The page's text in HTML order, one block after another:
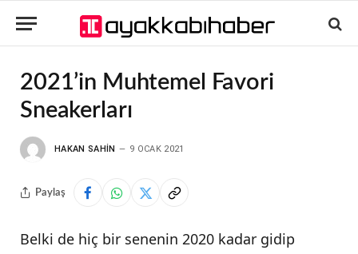
2021’in Muhtemel Favori
Sneakerları
HAKAN SAHIN 9 OCAK 2021
Paylaş
Belki de hiç bir senenin 2020 kadar gidip